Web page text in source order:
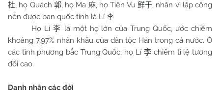
杜, họ Quách 郭, họ Ma 麻, họ Tiên Vu 鲜于, nhân vì lập công
nên được ban quốc tính là Lí 李
Họ Lí 李 là một họ lớn của Trung Quốc, ước chiếm
khoảng 7,97% nhân khẩu của dân tộc Hán trong cả nước. Ở
các tỉnh phương bắc Trung Quốc, họ Lí 李 chiếm tỉ lệ tương
đối cao.
Danh nhân các đời